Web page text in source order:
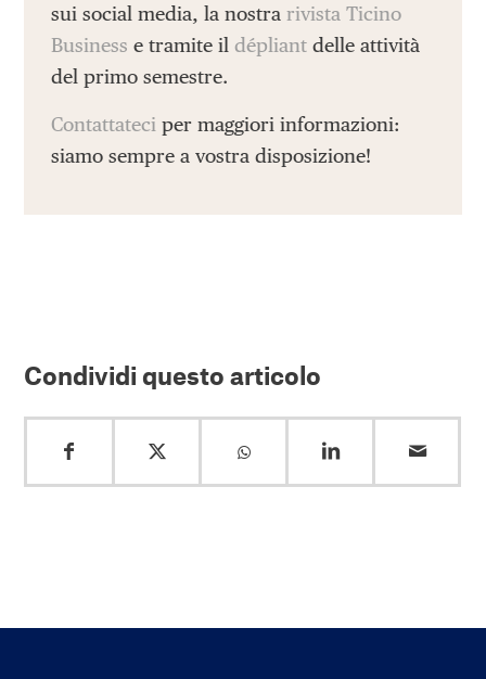
sui social media, la nostrarivista Ticino
Businesse tramite ildépliant delle attività
del primo semestre.
Contattateci per maggiori informazioni:
siamo sempre a vostra disposizione!
Condividi questo articolo